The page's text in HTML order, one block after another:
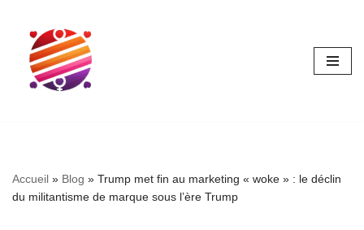
Aller
contenu
Accueil » Blog » Trump met fin au marketing « woke » : le déclin
du militantisme de marque sous l’ère Trump